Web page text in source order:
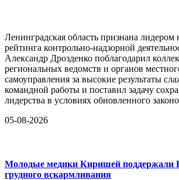
Ленинградская область признана лидером
рейтинга контрольно-надзорной
Александр Дрозденко поблагодарил
региональных ведомств и органов
самоуправления за высокие результаты
командной работы и поставил задачу
лидерства в условиях обновленного
05-08-2026
Молодые медики Киришей поддержали
грудного вскармливания